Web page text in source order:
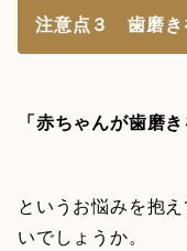
注意点３ 歯磨き
「赤ちゃんが歯磨
というお悩みを抱
いでしょうか。